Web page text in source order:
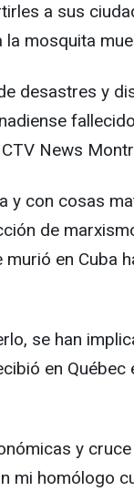
a sus
mosquita
desastres y
News
y con cosas
de
en Cuba
se han
en
y
mi homólogo